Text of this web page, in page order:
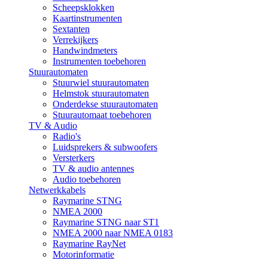
Scheepsklokken
Kaartinstrumenten
Sextanten
Verrekijkers
Handwindmeters
Instrumenten toebehoren
Stuurautomaten
Stuurwiel stuurautomaten
Helmstok stuurautomaten
Onderdekse stuurautomaten
Stuurautomaat toebehoren
TV & Audio
Radio's
Luidsprekers & subwoofers
Versterkers
TV & audio antennes
Audio toebehoren
Netwerkkabels
Raymarine STNG
NMEA 2000
Raymarine STNG naar ST1
NMEA 2000 naar NMEA 0183
Raymarine RayNet
Motorinformatie